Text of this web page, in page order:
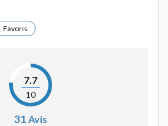
Favoris
7.7
10
31 Avis